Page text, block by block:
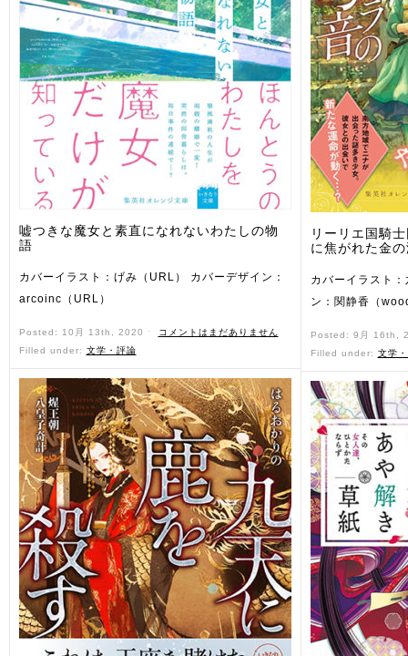
嘘つきな魔女と素直になれないわたしの物
語
カバーイラスト：げみ（URL） カバーデザイン：
arcoinc（URL）
Posted: 10月 13th, 2020 ˑ
コメントはまだありません
Filled under: 文学・評論
リーリエ国騎
に焦がれた金
カバーイラスト
ン：関静香（
Posted: 9月 16th,
Filled under: 文学